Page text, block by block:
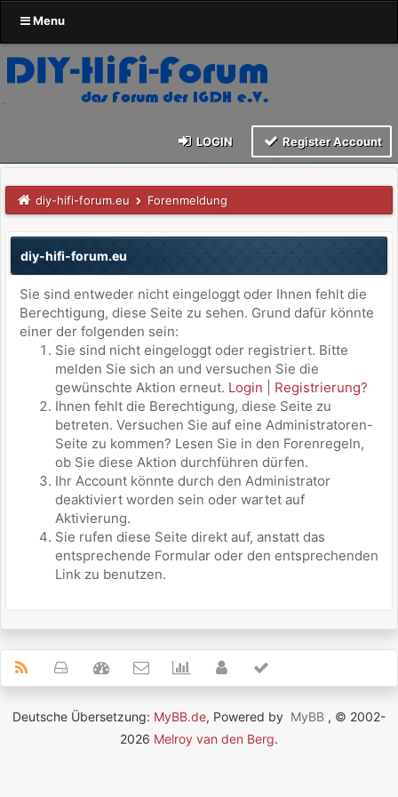
Menu
LOGIN Register Account
diy-hifi-forum.eu Forenmeldung
diy-hifi-forum.eu
Sie sind entweder nicht eingeloggt oder Ihnen fehlt die
Berechtigung, diese Seite zu sehen. Grund dafür könnte
einer der folgenden sein:
Sie sind nicht eingeloggt oder registriert. Bitte
melden Sie sich an und versuchen Sie die
gewünschte Aktion erneut. Login
Registrierung?
Ihnen fehlt die Berechtigung, diese Seite zu
betreten. Versuchen Sie auf eine Administratoren-
Seite zu kommen? Lesen Sie in den Forenregeln,
ob Sie diese Aktion durchführen dürfen.
Ihr Account könnte durch den Administrator
deaktiviert worden sein oder wartet auf
Aktivierung.
Sie rufen diese Seite direkt auf, anstatt das
entsprechende Formular oder den entsprechenden
Link zu benutzen.
Deutsche Übersetzung: MyBB.de, Powered by MyBB , © 2002-
2026 Melroy van den Berg.